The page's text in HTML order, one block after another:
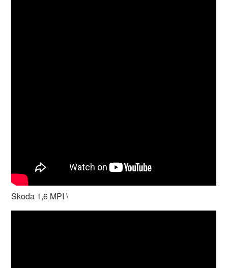
Skoda 1,6 MPI \